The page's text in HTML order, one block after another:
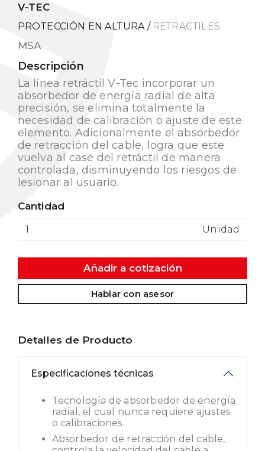
V-TEC
PROTECCIÓN EN ALTURA / RETRACTILES
MSA
Descripción
La línea retráctil V-Tec incorporar un
absorbedor de energía radial de alta
precisión, se elimina totalmente la
necesidad de calibración o ajuste de este
elemento. Adicionalmente el absorbedor
de retracción del cable, logra que este
vuelva al case del retráctil de manera
controlada, disminuyendo los riesgos de
lesionar al usuario.
Cantidad
Unidad
Añadir a cotización
Hablar con asesor
Detalles de Producto
Especificaciones técnicas
Tecnología de absorbedor de energía
radial, el cual nunca requiere ajustes
o calibraciones.
Absorbedor de retracción del cable,